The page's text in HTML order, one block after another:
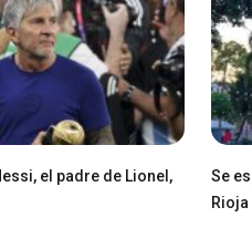
el padre de Lionel,
Se
Rioja